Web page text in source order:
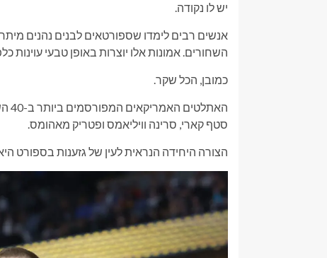
יש לו נקודה.
אנשים רבים לימדו שספורטאים לבנים נהנים
השחורים. אמונות אלו יוצרות באופן טבעי עוינות
כמובן, הכל שקר.
סטף קארי, סרינה וויליאמס ופטריק מאהומס.
הצורה היחידה הנראית לעין של גזענות בספורט